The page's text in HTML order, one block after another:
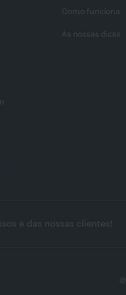
Como funciona
As nossas dicas
e das nossas clientes!
@